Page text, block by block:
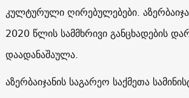
კულტურული ღირებულებები.
2020 წლის სამმხრივი განცხადების
დაადანაშაულა.
აზერბაიჯანის საგარეო საქმეთა